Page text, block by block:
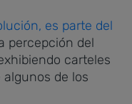
es parte del
percepción del
carteles
de los